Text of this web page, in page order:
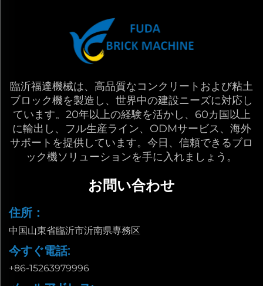
臨沂福達機械は、高品質なコンクリートおよび粘土
ブロック機を製造し、世界中の建設ニーズに対応し
ています。20年以上の経験を活かし、60カ国以上
に輸出し、フル生産ライン、ODMサービス、海外
サポートを提供しています。今日、信頼できるブロ
ック機ソリューションを手に入れましょう。
お問い合わせ
住所：
中国山東省臨沂市沂南県専務区
今すぐ電話:
+86-15263979996